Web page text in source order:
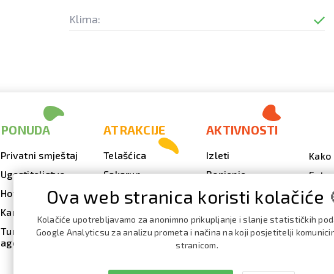
Klima:
PONUDA
Privatni smještaj
Ugostiteljstvo
Hoteli
Kampovi
Turističke
agencije
ATRAKCIJE
Telašćica
Sakarun
Svjetionik Veli Rat
Strašna peć
AKTIVNOSTI
Izleti
Ronjenje
Outdoor
Nautika
Kako
Ova web stranica koristi kolačiće
Kolačiće upotrebljavamo za anonimno prikupljanje i slanje statističkih
Google Analyticsu za analizu prometa i načina na koji posjetitelji
stranicom.